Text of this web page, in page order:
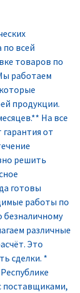
по всей
товаров по
работаем
продукции.
На все
от
решить
готовы
работы по
безналичному
различные
Это
сделки. *
поставщиками,